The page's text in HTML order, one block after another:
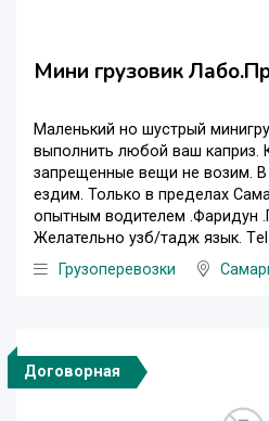
Мини грузовик
Маленький но шустрый
выполнить любой ваш каприз.
запрещенные вещи не возим.
ездим. Только в пределах
опытным водителем .Фаридун
Желательно узб/тадж язык. Tеl
Грузоперевозки
Договорная